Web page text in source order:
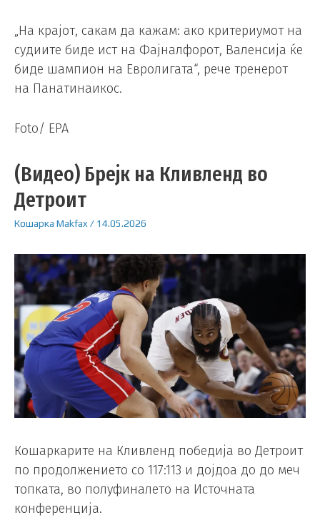
„На крајот, сакам да кажам: ако критериумот на
судиите биде ист на Фајналфорот, Валенсија ќе
биде шампион на Евролигата“, рече тренерот
на Панатинаикос.
Foto/ EPA
(Видео) Брејк на Кливленд во
Детроит
Кошарка Makfax/ 14.05.2026
Кошаркарите на Кливленд победија во Детроит
по продолжението со 117:113 и дојдоа до до меч
топката, во полуфиналето на Источната
конференција.